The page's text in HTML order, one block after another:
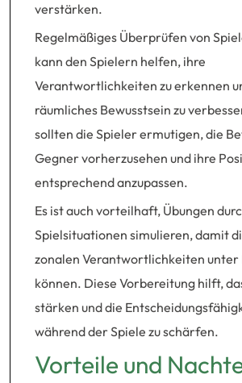
verstärken.
Regelmäßiges Überprüfen von
kann den Spielern helfen, ihre
Verantwortlichkeiten zu erkennen
räumliches Bewusstsein zu
sollten die Spieler ermutigen, die
Gegner vorherzusehen und ihre
entsprechend anzupassen.
Es ist auch vorteilhaft, Übungen
Spielsituationen simulieren, damit
zonalen Verantwortlichkeiten unter
können. Diese Vorbereitung hilft,
stärken und die
während der Spiele zu schärfen.
Vorteile und